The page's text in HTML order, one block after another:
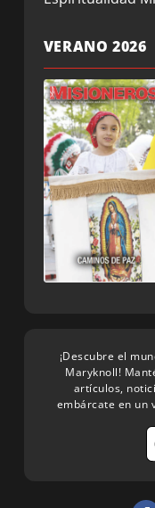
VERANO 2026
¡Descubre el
Maryknoll!
artículos,
embárcate en un